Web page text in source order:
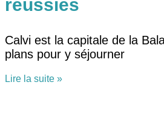
réussies
Calvi est la capitale de la
plans pour y séjourner
Lire la suite »